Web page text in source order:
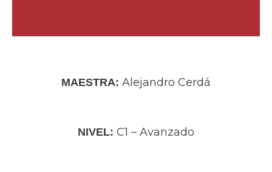
MAESTRA: Alejandro Cerdá
NIVEL: C1 – Avanzado